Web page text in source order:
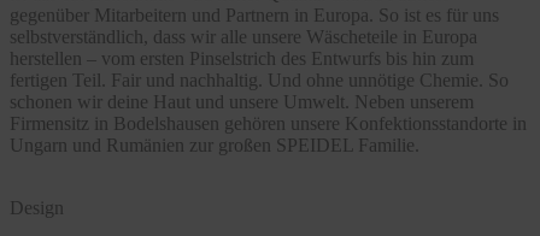
gegenüber Mitarbeitern und Partnern in Europa. So ist es für uns
selbstverständlich, dass wir alle unsere Wäscheteile in Europa
herstellen – vom ersten Pinselstrich des Entwurfs bis hin zum
fertigen Teil. Fair und nachhaltig. Und ohne unnötige Chemie. So
schonen wir deine Haut und unsere Umwelt. Neben unserem
Firmensitz in Bodelshausen gehören unsere Konfektionsstandorte in
Ungarn und Rumänien zur großen SPEIDEL Familie.
Design